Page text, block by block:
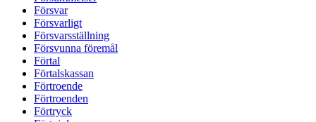
Försvar
Försvarligt
Försvarsställning
Försvunna föremål
Förtal
Förtalskassan
Förtroende
Förtroenden
Förtryck